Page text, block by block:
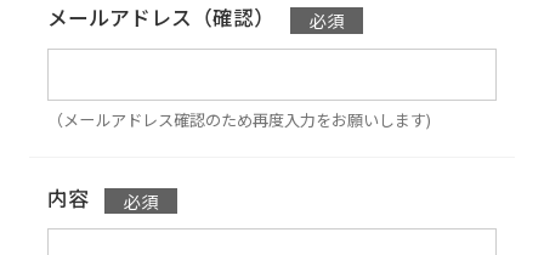
メールアドレス（確認）
（メールアドレス確認のため再度入力をお願いします)
内容